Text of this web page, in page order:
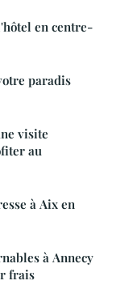
en centre-
paradis
visite
au
à Aix en
à Annecy
frais